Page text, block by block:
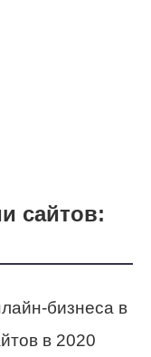
сайтов:
бизнеса в
в 2020